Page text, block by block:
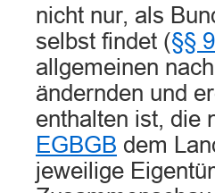
nicht nur, als
selbst findet (§§
allgemeinen
ändernden und
enthalten ist, die
EGBGB dem
jeweilige